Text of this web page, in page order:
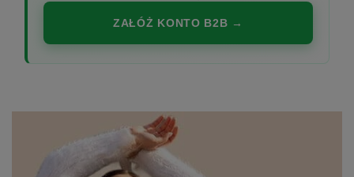
ZAŁÓŻ KONTO B2B →